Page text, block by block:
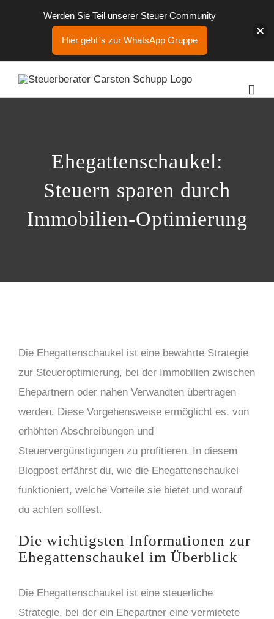
Ehegattenschaukel:
Steuern sparen durch
Immobilien-Optimierung
Die Ehegattenschaukel ist eine bewährte Strategie
zur Steueroptimierung, bei der Immobilien zwischen
Ehepartnern oder nahen Verwandten übertragen
werden. Diese Vorgehensweise ermöglicht es, von
erhöhten Abschreibungen und
Steuervergünstigungen zu profitieren. In diesem
Blogpost erfährst du, wie die Ehegattenschaukel
funktioniert, welche Vorteile sie bietet und worauf
du achten solltest.
Die wichtigsten Informationen zur
Ehegattenschaukel im Überblick
Die Ehegattenschaukel ist eine steuerliche
Strategie, bei der ein Ehepartner eine vermietete
Werden Sie Teil unserer Steuer Community
Hier geht`s zur WhatsApp Gruppe